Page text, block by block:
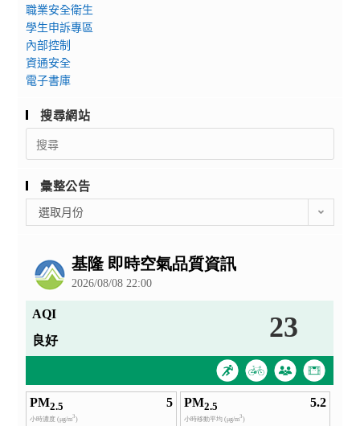
職業安全衛生
學生申訴專區
內部控制
資通安全
電子書庫
搜尋網站
Search
for:
彙整公告
整
選取月份